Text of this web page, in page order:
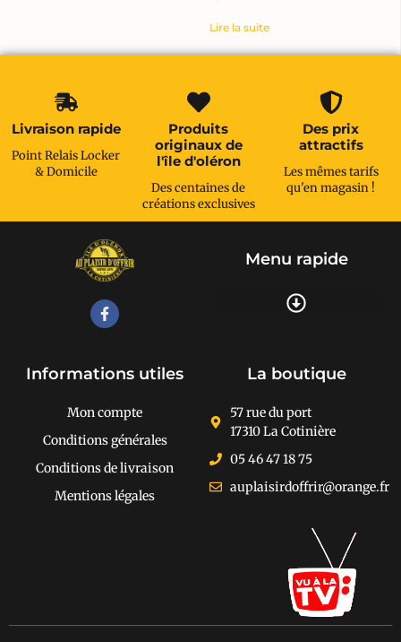
Lire la suite
Livraison rapide
Point Relais Locker
& Domicile
Produits
originaux de
l'île d'oléron
Des centaines de
créations exclusives
Des prix
attractifs
Les mêmes tarifs
qu'en magasin !
Menu rapide
Informations utiles
Mon compte
Conditions générales
Conditions de livraison
Mentions légales
La boutique
57 rue du port
17310 La Cotinière
05 46 47 18 75
auplaisirdoffrir@orange.fr